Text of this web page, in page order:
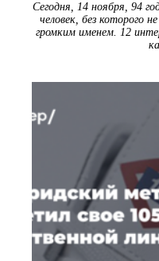
Сегодня, 14 ноября, 94
человек, без которого
громким именем. 12